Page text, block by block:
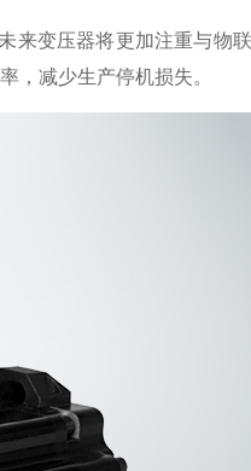
来变压器将更加注重与物
减少生产停机损失。